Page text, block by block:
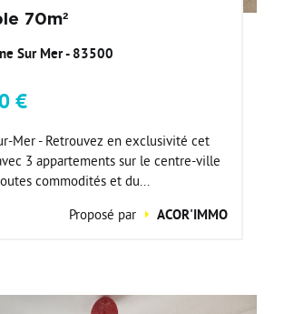
70m²
Sur Mer - 83500
€
Mer - Retrouvez en exclusivité cet
3 appartements sur le centre-ville
commodités et du...
Proposé par
ACOR'IMMO